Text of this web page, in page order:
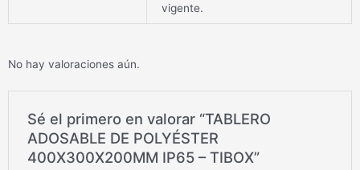
vigente.
No hay valoraciones aún.
Sé el primero en valorar “TABLERO
ADOSABLE DE POLYÉSTER
400X300X200MM IP65 – TIBOX”